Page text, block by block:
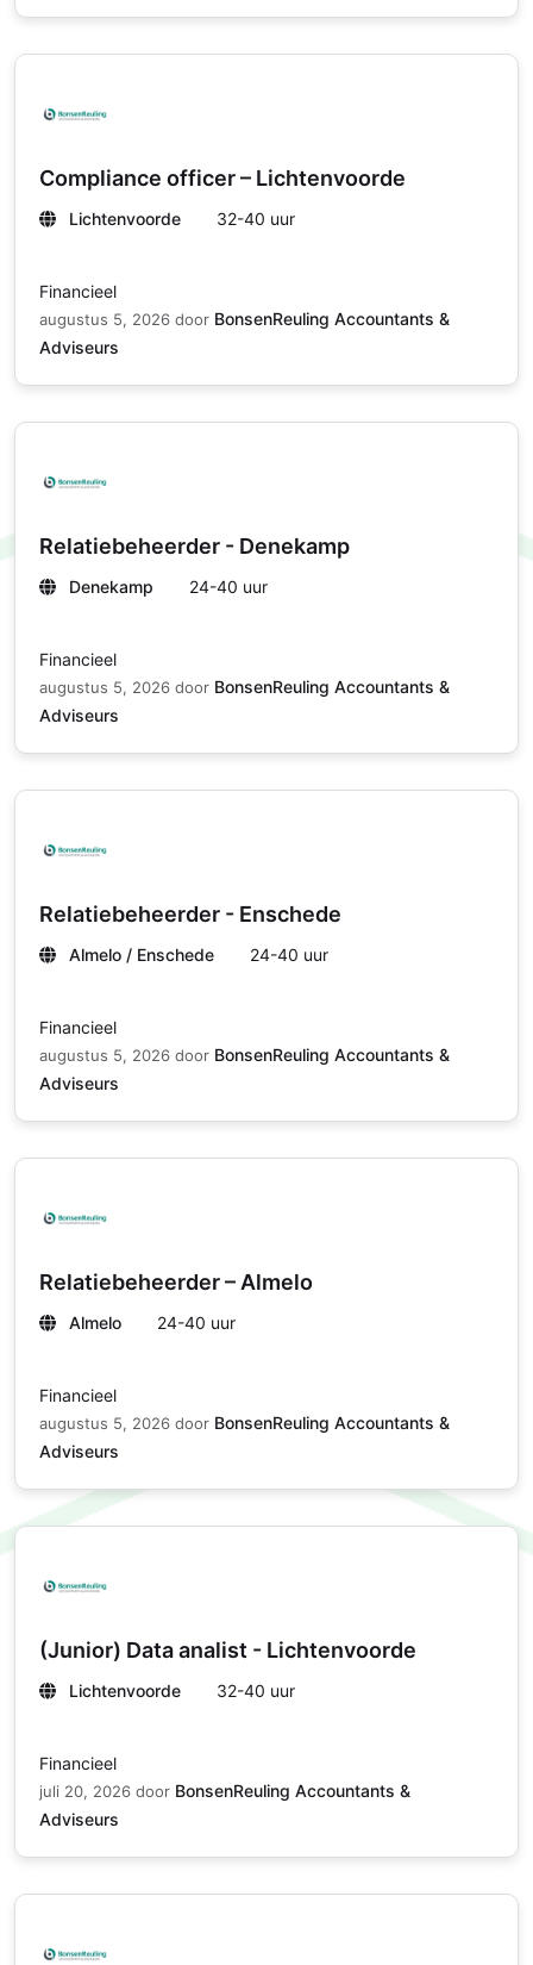
Compliance officer – Lichtenvoorde
Lichtenvoorde 32-40 uur
Financieel
augustus 5, 2026 door BonsenReuling Accountants &
Adviseurs
Relatiebeheerder - Denekamp
Denekamp 24-40 uur
Financieel
augustus 5, 2026 door BonsenReuling Accountants &
Adviseurs
Relatiebeheerder - Enschede
Almelo / Enschede 24-40 uur
Financieel
augustus 5, 2026 door BonsenReuling Accountants &
Adviseurs
Relatiebeheerder – Almelo
Almelo 24-40 uur
Financieel
augustus 5, 2026 door BonsenReuling Accountants &
Adviseurs
(Junior) Data analist - Lichtenvoorde
Lichtenvoorde 32-40 uur
Financieel
juli 20, 2026 door BonsenReuling Accountants &
Adviseurs